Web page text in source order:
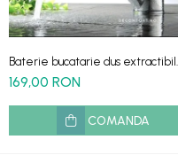
Baterie bucatarie dus extractibil
HBextra
169,00 RON
COMANDA